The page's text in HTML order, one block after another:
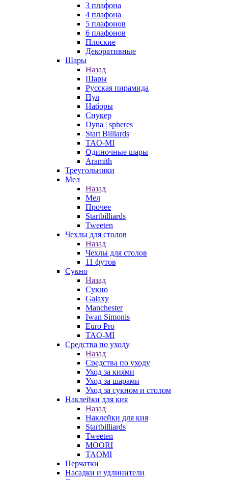
3 плафона
4 плафона
5 плафонов
6 плафонов
Плоские
Декоративные
Шары
Назад
Шары
Русская пирамида
Пул
Наборы
Снукер
Dyna | spheres
Start Billiards
TAO-MI
Одиночные шары
Aramith
Треугольники
Мел
Назад
Мел
Прочее
Startbilliards
Tweeten
Чехлы для столов
Назад
Чехлы для столов
11 футов
Сукно
Назад
Сукно
Galaxy
Manchester
Iwan Simonis
Euro Pro
TAO-MI
Средства по уходу
Назад
Средства по уходу
Уход за киями
Уход за шарами
Уход за сукном и столом
Наклейки для кия
Назад
Наклейки для кия
Startbilliards
Tweeten
MOORI
TAOMI
Перчатки
Насадки и удлинители